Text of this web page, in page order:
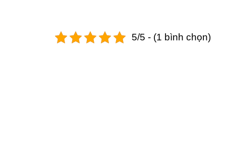
5/5 - (1 bình chọn)